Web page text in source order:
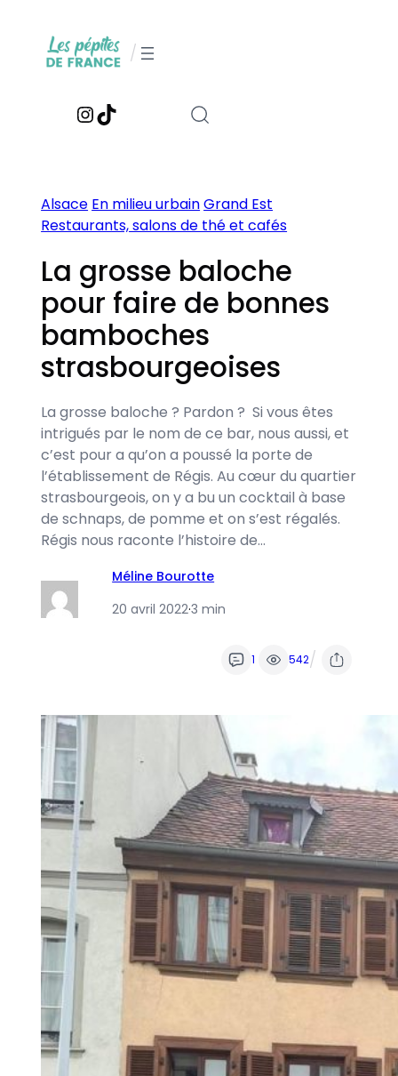
contenu
/
Instagram
TikTok
Alsace En milieu urbainGrand Est
Restaurants, salons de thé et cafés
La grosse baloche
pour faire de bonnes
bamboches
strasbourgeoises
La grosse baloche ? Pardon ? Si vous êtes
intrigués par le nom de ce bar, nous aussi, et
c’est pour a qu’on a poussé la porte de
l’établissement de Régis. Au cœur du quartier
strasbourgeois, on y a bu un cocktail à base
de schnaps, de pomme et on s’est régalés.
Régis nous raconte l’histoire de…
Méline Bourotte
20 avril 2022·3 min
1 542/